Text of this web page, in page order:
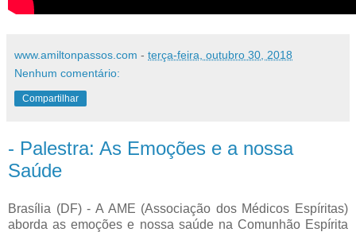
www.amiltonpassos.com - terça-feira, outubro 30, 2018
Nenhum comentário:
Compartilhar
- Palestra: As Emoções e a nossa
Saúde
Brasília (DF) - A AME (Associação dos Médicos Espíritas)
aborda as emoções e nossa saúde na Comunhão Espírita